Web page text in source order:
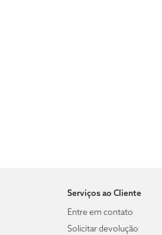
Serviços ao Cliente
Entre em contato
Solicitar devolução